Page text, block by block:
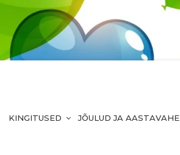
KINGITUSED JÕULUD JA